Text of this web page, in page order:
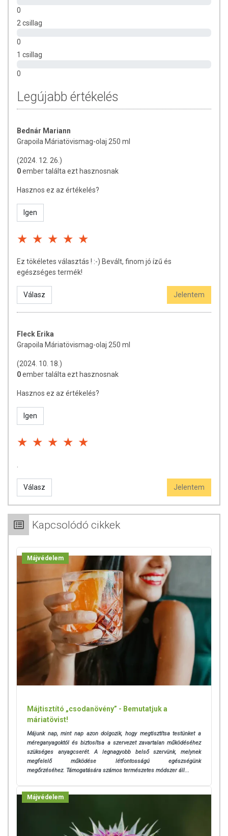
összetevők bármelyikére érzékeny vagy allergiás! Kisgyermektől
kiegészítését szolgálják, és koncentrált formában tartalmaznak
megjelenítésük, és reklámozásuk során nem engedélyezett a
készítményeknek betegséget megelőző vagy gyógyító
hatást tulajdonítani.
0
2 csillag
0
1 csillag
0
Legújabb értékelés
Bednár Mariann
Grapoila Máriatövismag-olaj 250 ml
(2024. 12. 26.)
0ember találta ezt hasznosnak
Hasznos ez az értékelés?
Igen
Ez tökéletes választás ! :-) Bevált, finom jó ízű és
egészséges termék!
Válasz Jelentem
Fleck Erika
Grapoila Máriatövismag-olaj 250 ml
(2024. 10. 18.)
0ember találta ezt hasznosnak
Hasznos ez az értékelés?
Igen
Válasz Jelentem
Kapcsolódó cikkek
Májvédelem
Májtisztító „csodanövény” - Bemutatjuk a
máriatövist!
Májunk nap, mint nap azon dolgozik, hogy megtisztítsa testünket a
méreganyagoktól és biztosítsa a szervezet zavartalan működéséhez
szükséges anyagcserét. A legnagyobb belső szervünk, melynek
megfelelő működése létfontosságú egészségünk
megőrzéséhez. Támogatására számos természetes módszer áll...
Májvédelem